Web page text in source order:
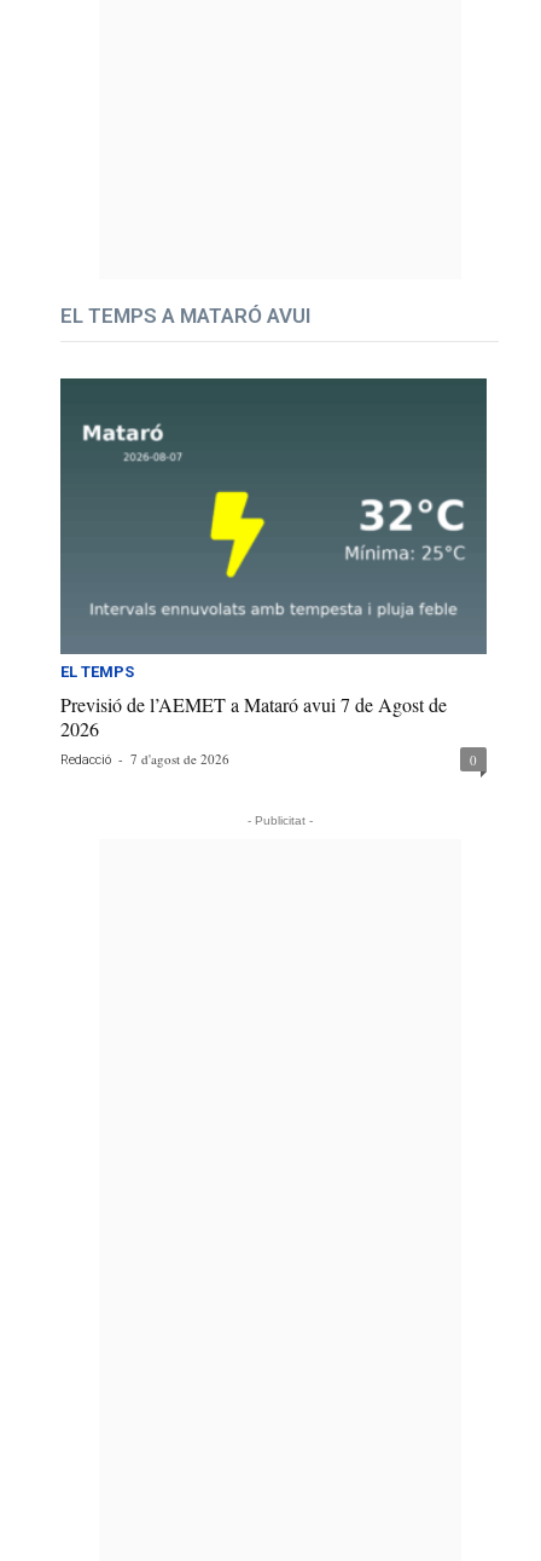
EL TEMPS A MATARÓ AVUI
EL TEMPS
Previsió de l’AEMET a Mataró avui 7 de Agost de
2026
Redacció - 7 d'agost de 2026 0
- Publicitat -